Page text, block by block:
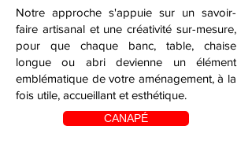
​​Notre approche s'appuie sur un savoir-
faire artisanal et une créativité sur-mesure,
pour que chaque banc, table, chaise
longue ou abri devienne un élément
emblématique de votre aménagement, à la
fois utile, accueillant et esthétique.
CANAPÉ